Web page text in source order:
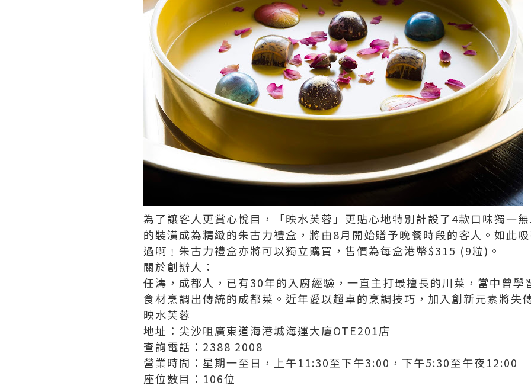
為了讓客人更賞心悅目，「映水芙蓉」更貼心地特別計設了4款口味獨一
的裝潢成為精緻的朱古力禮盒，將由8月開始贈予晚餐時段的客人。如此
過啊﹗朱古力禮盒亦將可以獨立購買，售價為每盒港幣$315 (9粒)。
關於創辦人：
任濤，成都人，已有30年的入廚經驗，一直主打最擅長的川菜，當中曾學
食材烹調出傳統的成都菜。近年愛以超卓的烹調技巧，加入創新元素將失
映水芙蓉
地址：尖沙咀廣東道海港城海運大廈OTE201店
查詢電話：2388 2008
營業時間：星期一至日，上午11:30至下午3:00，下午5:30至午夜12:00
座位數目：106位